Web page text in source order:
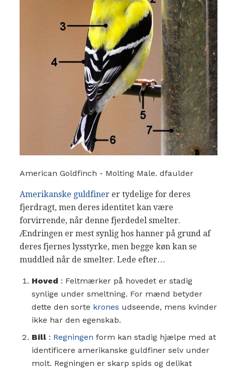
American Goldfinch - Molting Male. dfaulder
Amerikanske guldfiner er tydelige for deres
fjerdragt, men deres identitet kan være
forvirrende, når denne fjerdedel smelter.
Ændringen er mest synlig hos hanner på grund af
deres fjernes lysstyrke, men begge køn kan se
muddled når de smelter. Lede efter…
Hoved : Feltmærker på hovedet er stadig
synlige under smeltning. For mænd betyder
dette den sorte krones udseende, mens kvinder
ikke har den egenskab.
Bill : Regningen form kan stadig hjælpe med at
identificere amerikanske guldfiner selv under
molt. Regningen er skarp spids og delikat